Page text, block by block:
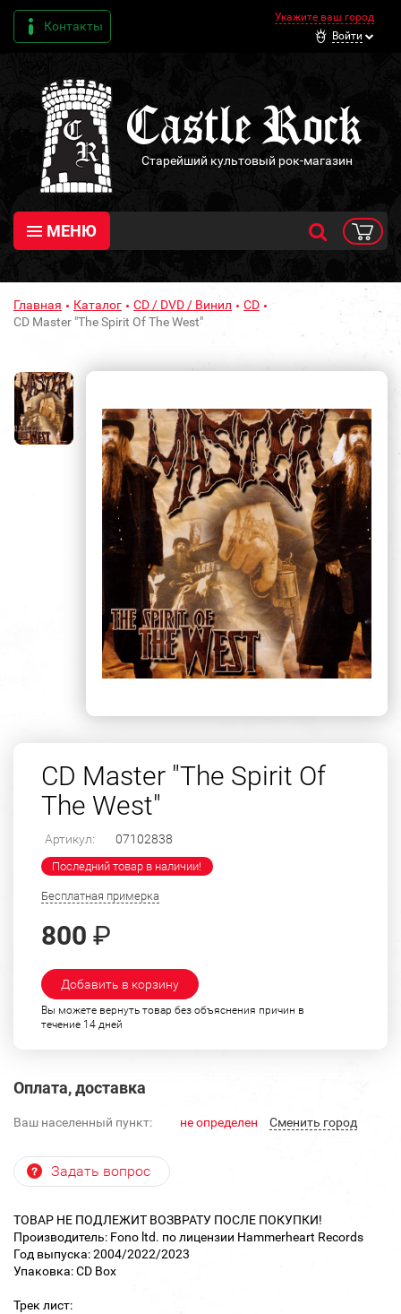
Контакты
Укажите ваш город
Войти
Старейший культовый рок-магазин
МЕНЮ
Главная Каталог CD / DVD / Винил
CD
CD Master "The Spirit Of The West"
CD Master "The Spirit Of
The West"
Артикул: 07102838
Последний товар в наличии!
Бесплатная примерка
800 ₽
Добавить в корзину
Вы можете вернуть товар без объяснения причин в
течение 14 дней
Оплата, доставка
Ваш населенный пункт: не определен Cменить город
Задать вопрос
ТОВАР НЕ ПОДЛЕЖИТ ВОЗВРАТУ ПОСЛЕ ПОКУПКИ!
Производитель: Fono ltd. по лицензии Hammerheart Records
Год выпуска: 2004/2022/2023
Упаковка: CD Box
Трек лист: